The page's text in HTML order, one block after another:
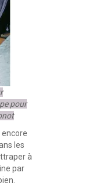
pour
encore
les
à
par